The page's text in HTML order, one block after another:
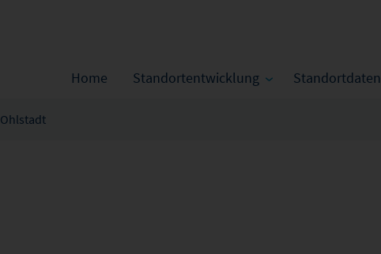
Home Standortentwicklung Standortdaten
Ohlstadt